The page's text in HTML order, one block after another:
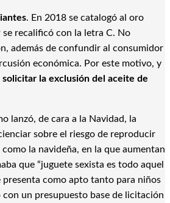
. En 2018 se catalogó al oro
recalificó con la letra C. No
además de confundir al consumidor
económica. Por este motivo, y
la exclusión del aceite de
lanzó, de cara a la Navidad, la
sobre el riesgo de reproducir
la navideña, en la que aumentan
que “juguete sexista es todo aquel
como apto tanto para niños
un presupuesto base de licitación